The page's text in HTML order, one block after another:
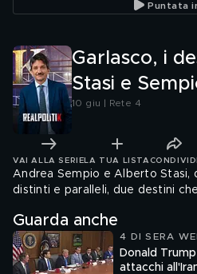
Puntata
Garlasco, i
Stasi e
10 giu | Rete 4
VAI ALLA SERIE LA TUA LISTA CONDIVIDI
Andrea Sempio e Alberto Stasi,
distinti e paralleli, due destini
Guarda anche
4 DI SERA
Donald
attacchi